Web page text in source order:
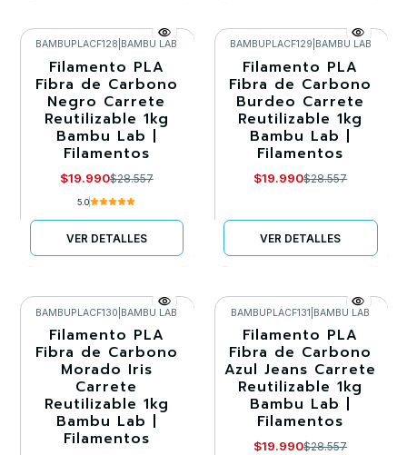
-30%
Agotado
BAMBUPLACF128 BAMBU LAB
Filamento PLA
Fibra de Carbono
Negro Carrete
Reutilizable 1kg
Bambu Lab |
Filamentos
$19.990$28.557
5.0
VER DETALLES
-30%
Agotado
BAMBUPLACF129 BAMBU LAB
Filamento PLA
Fibra de Carbono
Burdeo Carrete
Reutilizable 1kg
Bambu Lab |
Filamentos
$19.990$28.557
VER DETALLES
-30%
Agotado
BAMBUPLACF130 BAMBU LAB
Filamento PLA
Fibra de Carbono
Morado Iris
Carrete
Reutilizable 1kg
Bambu Lab |
Filamentos
-30%
Agotado
BAMBUPLACF131 BAMBU LAB
Filamento PLA
Fibra de Carbono
Azul Jeans Carrete
Reutilizable 1kg
Bambu Lab |
Filamentos
$19.990$28.557